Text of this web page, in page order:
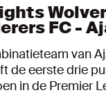
FC -
van
de eerste drie
in de Premier